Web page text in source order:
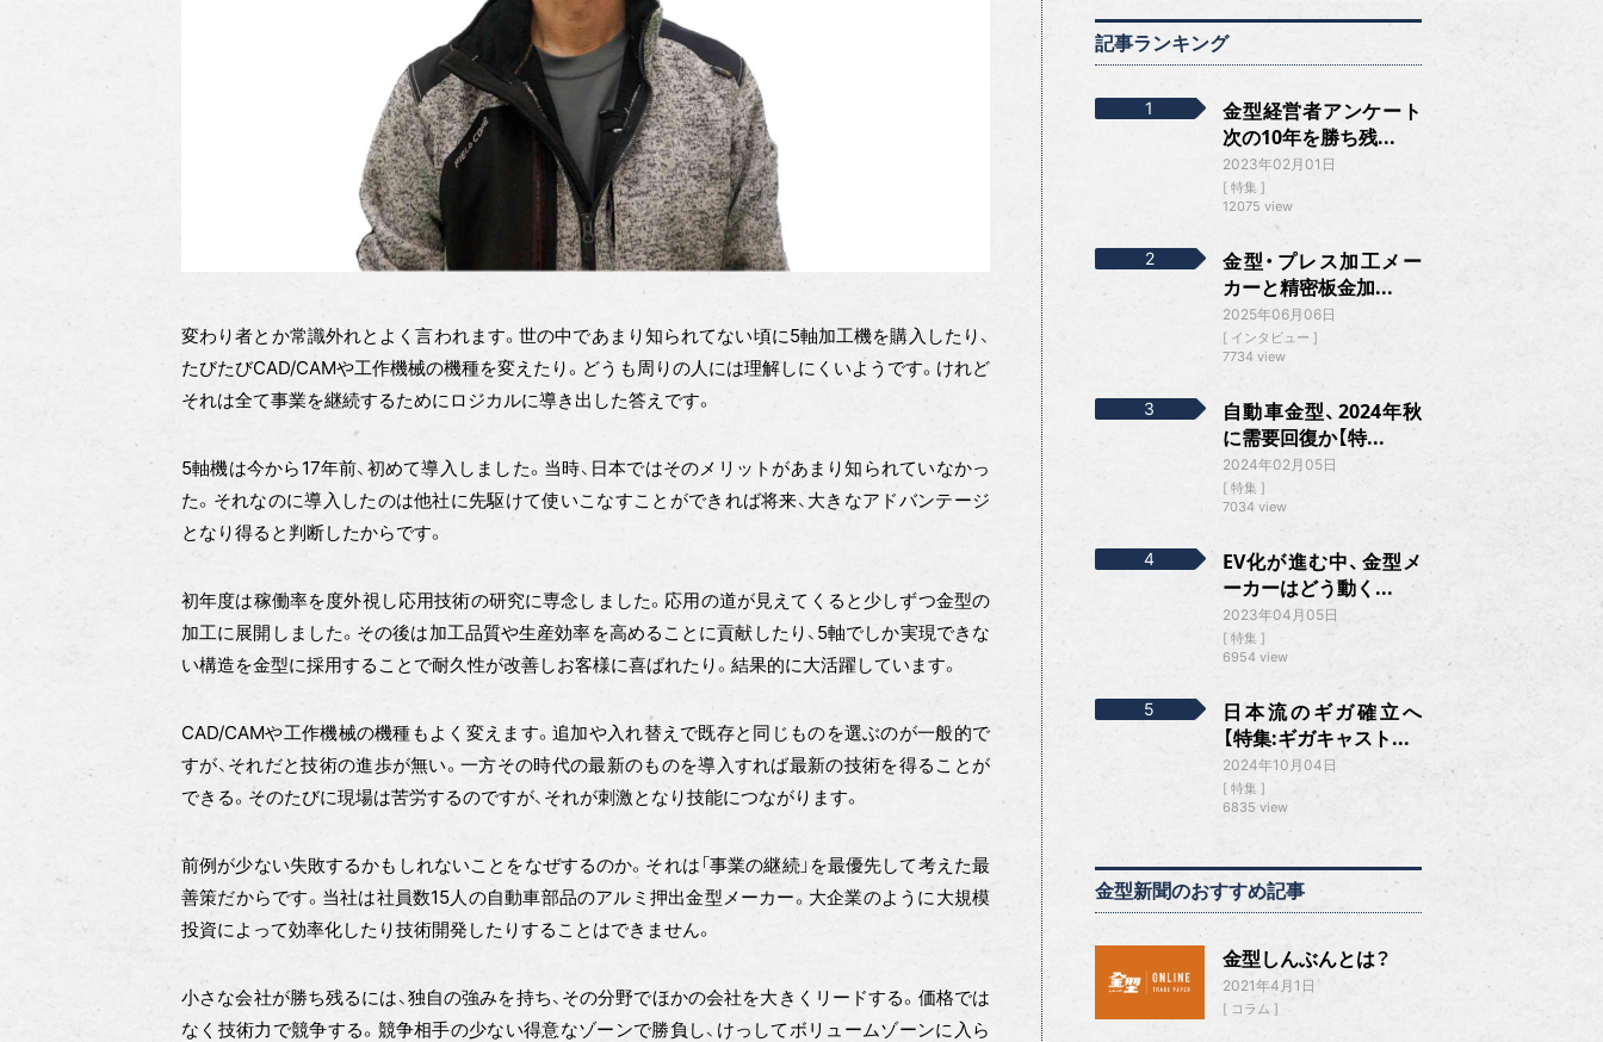
変わり者とか常識外れとよく言われます。世の中であまり知られてない頃に5軸加工機を購入したり、
たびたびCAD/CAMや工作機械の機種を変えたり。どうも周りの人には理解しにくいようです。けれど
それは全て事業を継続するためにロジカルに導き出した答えです。
5軸機は今から17年前、初めて導入しました。当時、日本ではそのメリットがあまり知られていなかっ
た。それなのに導入したのは他社に先駆けて使いこなすことができれば将来、大きなアドバンテージ
となり得ると判断したからです。
初年度は稼働率を度外視し応用技術の研究に専念しました。応用の道が見えてくると少しずつ金型の
加工に展開しました。その後は加工品質や生産効率を高めることに貢献したり、5軸でしか実現できな
い構造を金型に採用することで耐久性が改善しお客様に喜ばれたり。結果的に大活躍しています。
CAD/CAMや工作機械の機種もよく変えます。追加や入れ替えで既存と同じものを選ぶのが一般的で
すが、それだと技術の進歩が無い。一方その時代の最新のものを導入すれば最新の技術を得ることが
できる。そのたびに現場は苦労するのですが、それが刺激となり技能につながります。
前例が少ない失敗するかもしれないことをなぜするのか。それは「事業の継続」を最優先して考えた最
善策だからです。当社は社員数15人の自動車部品のアルミ押出金型メーカー。大企業のように大規模
投資によって効率化したり技術開発したりすることはできません。
小さな会社が勝ち残るには、独自の強みを持ち、その分野でほかの会社を大きくリードする。価格では
なく技術力で競争する。競争相手の少ない得意なゾーンで勝負し、けっしてボリュームゾーンに入ら
記事ランキング
金型経営者アンケート
次の10年を勝ち残...
2023年02月01日
特集
12075 view
金型・プレス加工メー
カーと精密板金加...
2025年06月06日
インタビュー
7734 view
自動車金型、2024年秋
に需要回復か【特...
2024年02月05日
特集
7034 view
EV化が進む中、金型メ
ーカーはどう動く...
2023年04月05日
特集
6954 view
日本流のギガ確立へ
【特集:ギガキャスト...
2024年10月04日
特集
6835 view
金型新聞のおすすめ記事
金型しんぶんとは？
2021年4月1日
コラム